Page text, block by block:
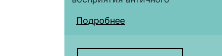
Подробнее